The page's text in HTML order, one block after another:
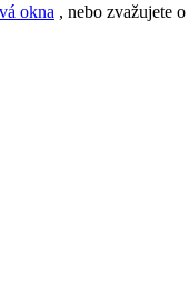
okna , nebo zvažujete